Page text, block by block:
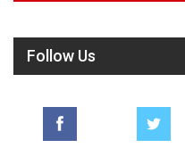
Follow Us